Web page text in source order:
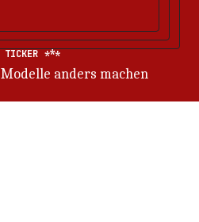
TICKER
anders machen